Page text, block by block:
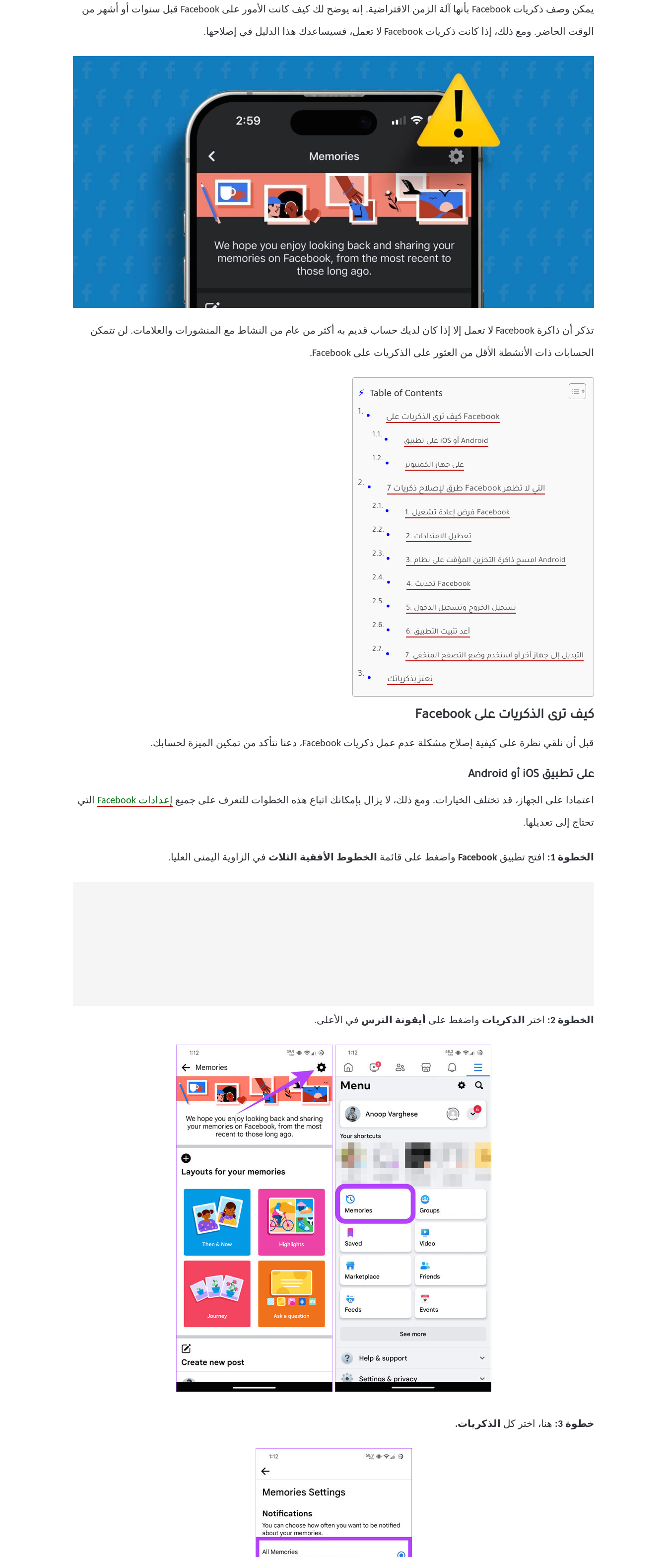
يمكن وصف ذكريات Facebook بأنها آلة الزمن الافتراضية. إنه يوضح لك كيف كانت الأمور على Facebook قبل سنوات أو أشهر من
الوقت الحاضر. ومع ذلك، إذا كانت ذكريات Facebook لا تعمل، فسيساعدك هذا الدليل في إصلاحها.
تذكر أن ذاكرة Facebook لا تعمل إلا إذا كان لديك حساب قديم به أكثر من عام من النشاط مع المنشورات والعلامات. لن تتمكن
الحسابات ذات الأنشطة الأقل من العثور على الذكريات على Facebook.
Table of Contents
كيف ترى الذكريات على Facebook
على تطبيق iOS أو Android
على جهاز الكمبيوتر
7 طرق لإصلاح ذكريات Facebook التي لا تظهر
1. فرض إعادة تشغيل Facebook
2. تعطيل الامتدادات
3. امسح ذاكرة التخزين المؤقت على نظام Android
4. تحديث Facebook
5. تسجيل الخروج وتسجيل الدخول
6. أعد تثبيت التطبيق
7. التبديل إلى جهاز آخر أو استخدم وضع التصفح المتخفي
نعتز بذكرياتك
كيف ترى الذكريات على Facebook
قبل أن نلقي نظرة على كيفية إصلاح مشكلة عدم عمل ذكريات Facebook، دعنا نتأكد من تمكين الميزة لحسابك.
على تطبيق iOS أو Android
اعتمادا على الجهاز، قد تختلف الخيارات. ومع ذلك، لا يزال بإمكانك اتباع هذه الخطوات للتعرف على جميع إعدادات Facebook التي
تحتاج إلى تعديلها.
الخطوة 1: افتح تطبيق Facebook واضغط على قائمة الخطوط الأفقية الثلاث في الزاوية اليمنى العليا.
الخطوة 2: اختر الذكريات واضغط على أيقونة الترس في الأعلى.
خطوة 3: هنا، اختر كل الذكريات.